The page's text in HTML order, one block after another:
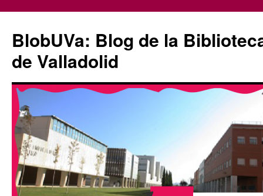
contenido
BlobUVa: Blog de la
de Valladolid